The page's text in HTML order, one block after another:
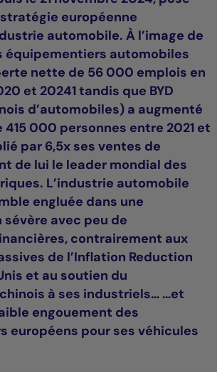
européenne
automobile. À l’image de
équipementiers automobiles
nette de 56 000 emplois en
et 20241 tandis que BYD
d’automobiles) a augmenté
000 personnes entre 2021 et
par 6,5x ses ventes de
de lui le leader mondial des
L’industrie automobile
engluée dans une
avec peu de
contrairement aux
de l’Inflation Reduction
et au soutien du
à ses industriels… …et
engouement des
européens pour ses véhicules